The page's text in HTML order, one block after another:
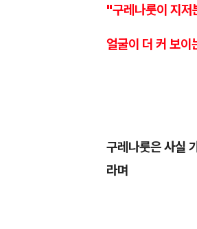
"구레나룻이 지저
얼굴이 더 커 보이
구레나룻은 사실
라며